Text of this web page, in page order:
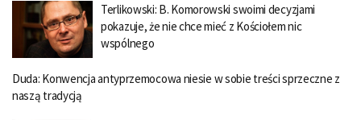
Terlikowski: B. Komorowski swoimi decyzjami
pokazuje, że nie chce mieć z Kościołem nic
wspólnego
Duda: Konwencja antyprzemocowa niesie w sobie treści sprzeczne z
naszą tradycją